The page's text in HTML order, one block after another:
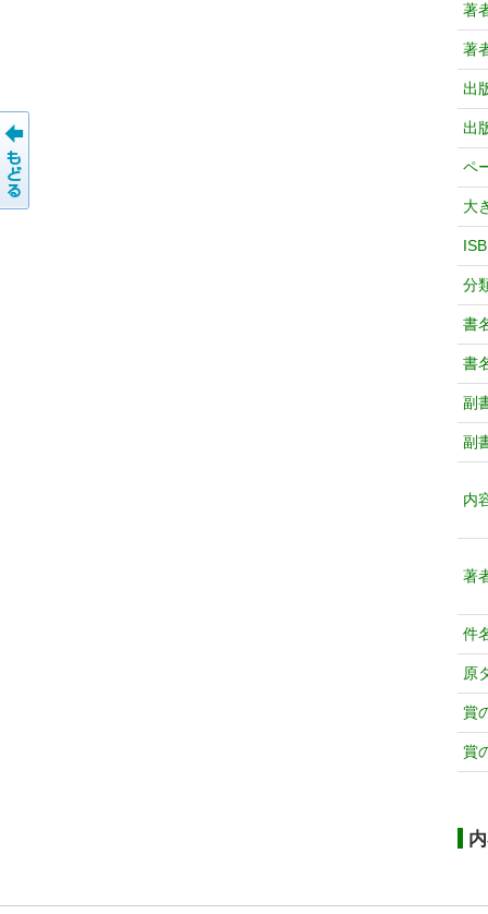
著
著
出
出
ペ
大
分
書
書
副
副
内
著
件
原
賞
賞